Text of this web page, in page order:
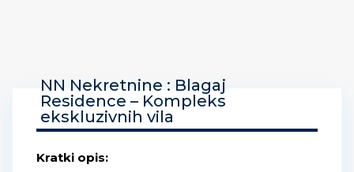
NN Nekretnine : Blagaj
Residence – Kompleks
ekskluzivnih vila
Kratki opis: